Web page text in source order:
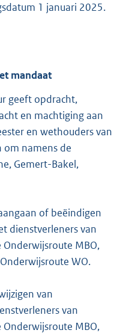
1 januari 2025.
mandaat
geeft opdracht,
en machtiging aan
en wethouders van
om namens de
Gemert-Bakel,
of beëindigen
dienstverleners van
MBO,
WO.
van
van
MBO,